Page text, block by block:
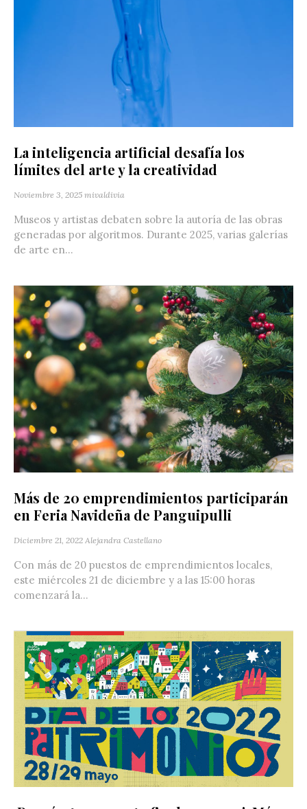
La inteligencia artificial desafía los
límites del arte y la creatividad
Noviembre 3, 2025 mivaldivia
Museos y artistas debaten sobre la autoría de las obras
generadas por algoritmos. Durante 2025, varias galerías
de arte en...
Más de 20 emprendimientos participarán
en Feria Navideña de Panguipulli
Diciembre 21, 2022 Alejandra Castellano
Con más de 20 puestos de emprendimientos locales,
este miércoles 21 de diciembre y a las 15:00 horas
comenzará la...